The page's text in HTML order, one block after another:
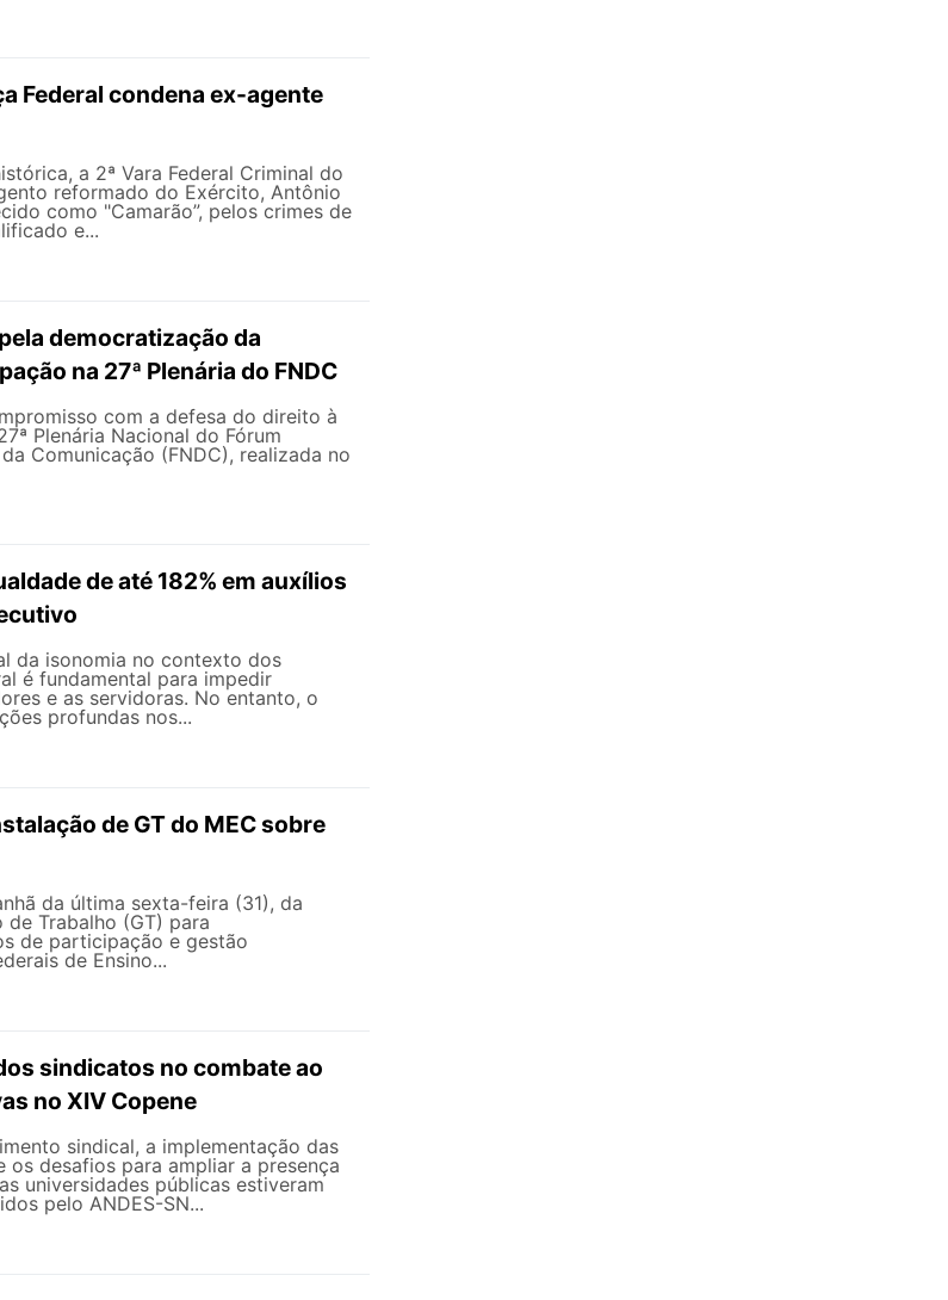
Federal condena ex-agente
a 2ª Vara Federal Criminal do
reformado do Exército, Antônio
como "Camarão”, pelos crimes de
e...
democratização da
na 27ª Plenária do FNDC
com a defesa do direito à
Plenária Nacional do Fórum
Comunicação (FNDC), realizada no
de até 182% em auxílios
da isonomia no contexto dos
é fundamental para impedir
e as servidoras. No entanto, o
profundas nos...
de GT do MEC sobre
da última sexta-feira (31), da
Trabalho (GT) para
de participação e gestão
de Ensino...
sindicatos no combate ao
no XIV Copene
sindical, a implementação das
desafios para ampliar a presença
universidades públicas estiveram
pelo ANDES-SN...